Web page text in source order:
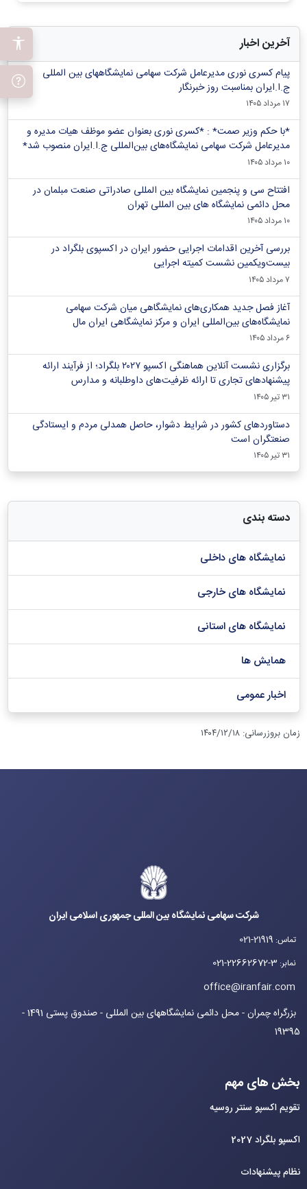
آخرین اخبار
پیام کسری نوری مدیرعامل شرکت سهامی نمایشگاههای بین المللی
ج.ا.ایران بمناسبت روز خبرنگار
۱۷ مرداد ۱۴۰۵
*با حکم وزیر صمت* : *کسری نوری بعنوان عضو موظف هیات مدیره و
مدیرعامل شرکت سهامی نمایشگاه‌های بین‌المللی ج.ا.ایران منصوب شد*
۱۰ مرداد ۱۴۰۵
افتتاح سی و پنجمین نمایشگاه بین المللی صادراتی صنعت مبلمان در
محل دائمی نمایشگاه های بین المللی تهران
۱۰ مرداد ۱۴۰۵
بررسی آخرین اقدامات اجرایی حضور ایران در اکسپوی بلگراد در
بیست‌ویکمین نشست کمیته اجرایی
۷ مرداد ۱۴۰۵
آغاز فصل جدید همکاری‌های نمایشگاهی میان شرکت سهامی
نمایشگاه‌های بین‌المللی ایران و مرکز نمایشگاهی ایران‌ مال
۶ مرداد ۱۴۰۵
برگزاری نشست آنلاین هماهنگی اکسپو ۲۰۲۷ بلگراد؛ از فرآیند ارائه
پیشنهادهای تجاری تا ارائه ظرفیت‌های داوطلبانه و مدارس
۳۱ تیر ۱۴۰۵
دستاوردهای کشور در شرایط دشوار، حاصل همدلی مردم و ایستادگی
صنعتگران است
۳۱ تیر ۱۴۰۵
دسته بندی
نمایشگاه های داخلی
نمایشگاه های خارجی
نمایشگاه های استانی
همایش ها
اخبار عمومی
زمان بروزرسانی:۱۴۰۴/۱۲/۱۸
شرکت سهامی نمایشگاه بین المللی جمهوری اسلامی ایران
تماس:
021-21919
نمابر:
021-22662672-3
office@iranfair.com
بزرگراه چمران - محل دائمی نمایشگاههای بین المللی - صندوق پستی 1491 -
19395
بخش های مهم
تقویم اکسپو سنتر روسیه
اکسپو بلگراد 2027
نظام پیشنهادات